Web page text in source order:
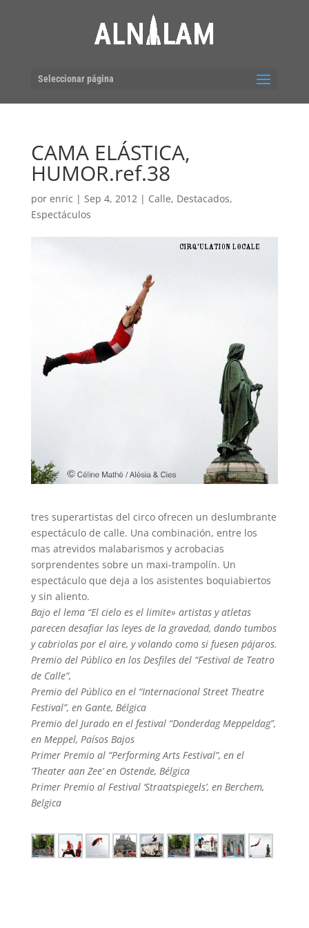
Seleccionar página
CAMA ELÁSTICA,
HUMOR.ref.38
por enric | Sep 4, 2012| Calle, Destacados,
Espectáculos
tres superartistas del circo ofrecen un deslumbrante
espectáculo de calle. Una combinación, entre los
mas atrevidos malabarismos y acrobacias
sorprendentes sobre un maxi-trampolín. Un
espectáculo que deja a los asistentes boquiabiertos
y sin aliento.
Bajo el lema “El cielo es el limite» artistas y atletas
parecen desafiar las leyes de la gravedad, dando tumbos
y cabriolas por el aire, y volando como si fuesen pájaros.
Premio del Público en los Desfiles del “Festival de Teatro
de Calle”,
Premio del Público en el “Internacional Street Theatre
Festival”, en Gante, Bélgica
Premio del Jurado en el festival “Donderdag Meppeldag”,
en Meppel, Paísos Bajos
Primer Premio al “Performing Arts Festival”, en el
‘Theater aan Zee’ en Ostende, Bélgica
Primer Premio al Festival ‘Straatspiegels’, en Berchem,
Belgica